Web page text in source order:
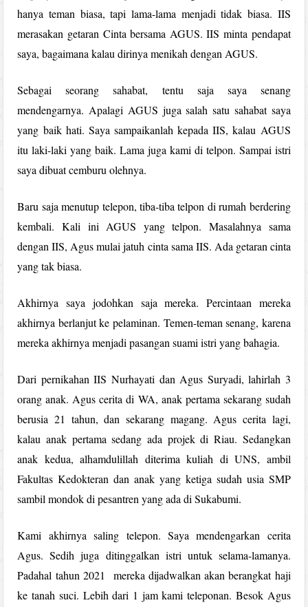
hanya teman biasa, tapi lama-lama menjadi tidak biasa. IIS
merasakan getaran Cinta bersama AGUS. IIS minta pendapat
saya, bagaimana kalau dirinya menikah dengan AGUS.
Sebagai seorang sahabat, tentu saja saya senang
mendengarnya. Apalagi AGUS juga salah satu sahabat saya
yang baik hati. Saya sampaikanlah kepada IIS, kalau AGUS
itu laki-laki yang baik. Lama juga kami di telpon. Sampai istri
saya dibuat cemburu olehnya.
Baru saja menutup telepon, tiba-tiba telpon di rumah berdering
kembali. Kali ini AGUS yang telpon. Masalahnya sama
dengan IIS, Agus mulai jatuh cinta sama IIS. Ada getaran cinta
yang tak biasa.
Akhirnya saya jodohkan saja mereka. Percintaan mereka
akhirnya berlanjut ke pelaminan. Temen-teman senang, karena
mereka akhirnya menjadi pasangan suami istri yang bahagia.
Dari pernikahan IIS Nurhayati dan Agus Suryadi, lahirlah 3
orang anak. Agus cerita di WA, anak pertama sekarang sudah
berusia 21 tahun, dan sekarang magang. Agus cerita lagi,
kalau anak pertama sedang ada projek di Riau. Sedangkan
anak kedua, alhamdulillah diterima kuliah di UNS, ambil
Fakultas Kedokteran dan anak yang ketiga sudah usia SMP
sambil mondok di pesantren yang ada di Sukabumi.
Kami akhirnya saling telepon. Saya mendengarkan cerita
Agus. Sedih juga ditinggalkan istri untuk selama-lamanya.
Padahal tahun 2021 mereka dijadwalkan akan berangkat haji
ke tanah suci. Lebih dari 1 jam kami teleponan. Besok Agus